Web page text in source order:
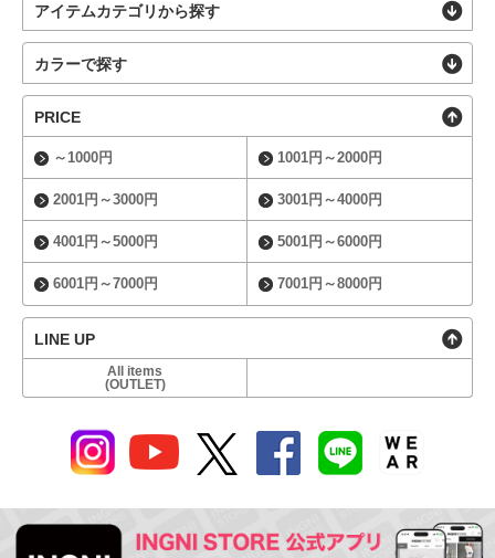
アイテムカテゴリから探す
カラーで探す
PRICE
～1000円 1001円～2000円
2001円～3000円 3001円～4000円
4001円～5000円 5001円～6000円
6001円～7000円 7001円～8000円
LINE UP
All items
(OUTLET)